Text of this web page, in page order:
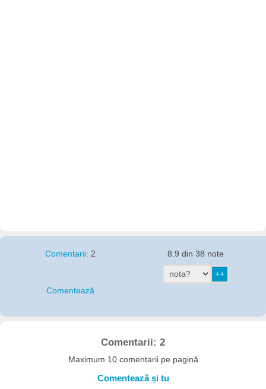
Comentarii: 2
Comentează
8.9 din 38 note
Comentarii: 2
Maximum 10 comentarii pe pagină
Comentează și tu